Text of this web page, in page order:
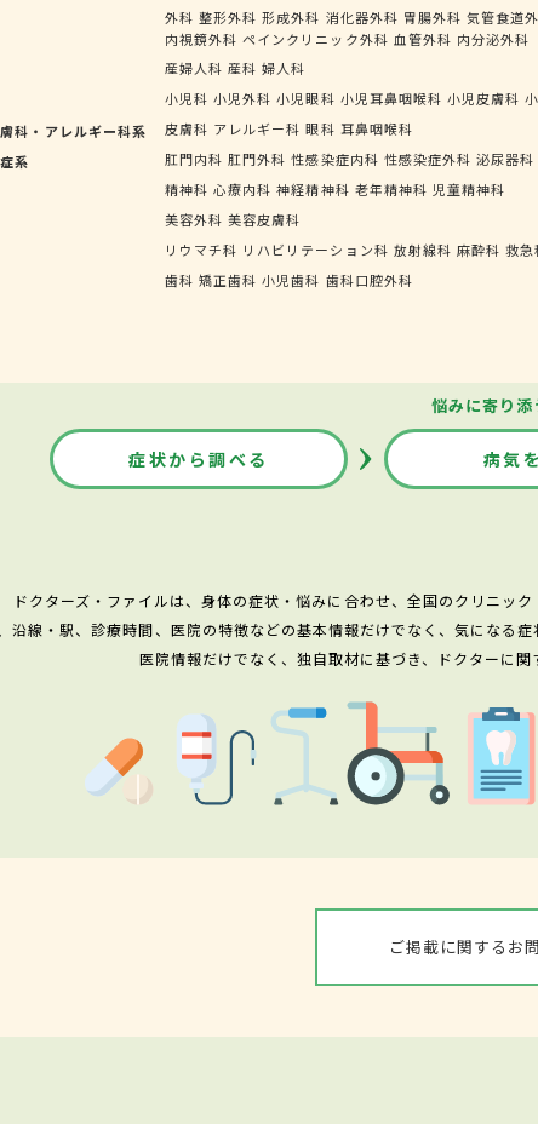
外科 整形外科 形成外科 消化器外科 胃腸外科 気管食道
内視鏡外科 ペインクリニック外科 血管外科 内分泌外科
産婦人科 産科 婦人科
小児科 小児外科 小児眼科 小児耳鼻咽喉科 小児皮膚科
科・アレルギー科系
皮膚科 アレルギー科 眼科 耳鼻咽喉科
系
肛門内科 肛門外科 性感染症内科 性感染症外科 泌尿器科
精神科 心療内科 神経精神科 老年精神科 児童精神科
美容外科 美容皮膚科
リウマチ科 リハビリテーション科 放射線科 麻酔科 救急
歯科 矯正歯科 小児歯科 歯科口腔外科
悩みに寄り
症状から調べる 病気
ドクターズ・ファイルは、身体の症状・悩みに合わせ、全国のクリニッ
沿線・駅、診療時間、医院の特徴などの基本情報だけでなく、気になる
医院情報だけでなく、独自取材に基づき、ドクターに
ご掲載に関するお